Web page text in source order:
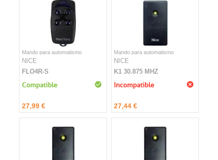
Mando para automatismo
NICE
FLO4R-S
Compatible
27,99 €
Mando para automatismo
NICE
K1 30.875 MHZ
Incompatible
27,44 €